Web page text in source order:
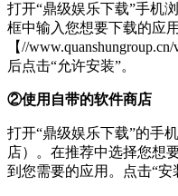
打开“鼎级娱乐下载”手机
框中输入您想要下载的应
【//
后点击“允许安装”。
②使用自带的软件商店
打开“鼎级娱乐下载”的手
店）。在推荐中选择您想
到您需要的应用。点击“安